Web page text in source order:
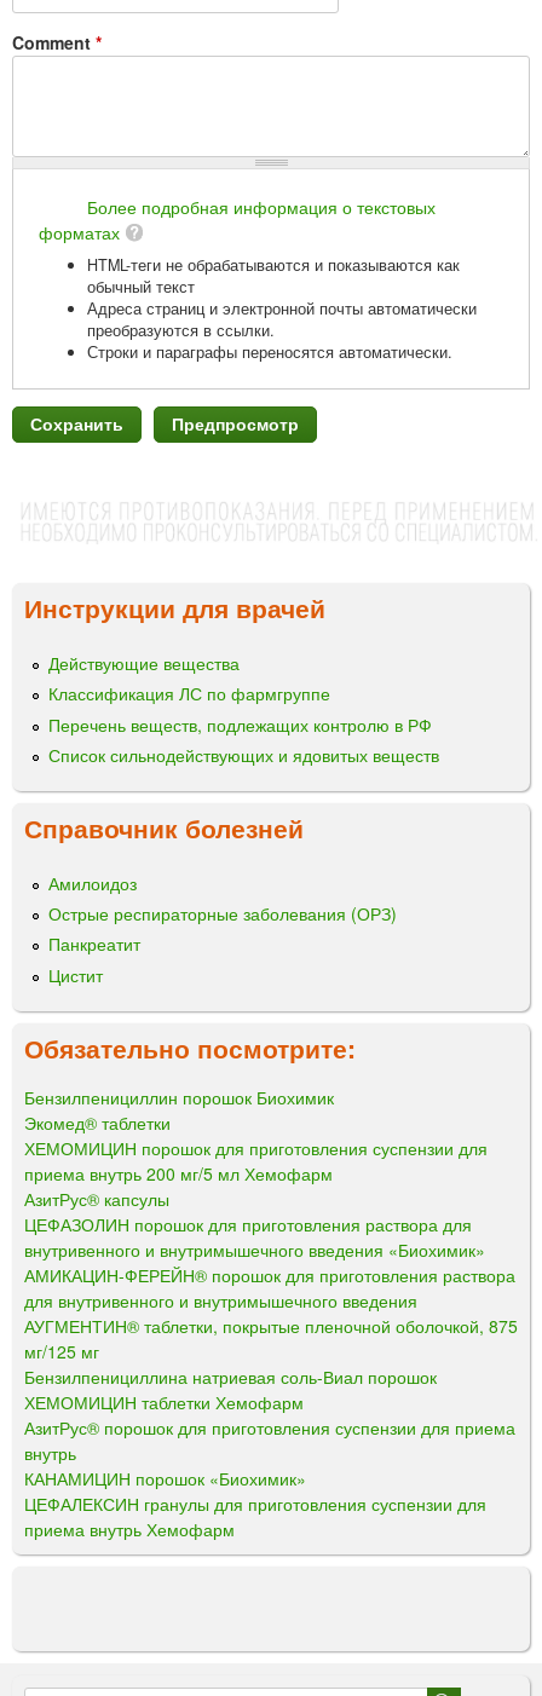
Comment *
Более подробная информация о текстовых
форматах
HTML-теги не обрабатываются и показываются как
обычный текст
Адреса страниц и электронной почты автоматически
преобразуются в ссылки.
Строки и параграфы переносятся автоматически.
Инструкции для врачей
Действующие вещества
Классификация ЛС по фармгруппе
Перечень веществ, подлежащих контролю в РФ
Список сильнодействующих и ядовитых веществ
Справочник болезней
Амилоидоз
Острые респираторные заболевания (ОРЗ)
Панкреатит
Цистит
Обязательно посмотрите:
Бензилпенициллин порошок Биохимик
Экомед® таблетки
ХЕМОМИЦИН порошок для приготовления суспензии для
приема внутрь 200 мг/5 мл Хемофарм
АзитРус® капсулы
ЦЕФАЗОЛИН порошок для приготовления раствора для
внутривенного и внутримышечного введения «Биохимик»
АМИКАЦИН-ФЕРЕЙН® порошок для приготовления раствора
для внутривенного и внутримышечного введения
АУГМЕНТИН® таблетки, покрытые пленочной оболочкой, 875
мг/125 мг
Бензилпенициллина натриевая соль-Виал порошок
ХЕМОМИЦИН таблетки Хемофарм
АзитРус® порошок для приготовления суспензии для приема
внутрь
КАНАМИЦИН порошок «Биохимик»
ЦЕФАЛЕКСИН гранулы для приготовления суспензии для
приема внутрь Хемофарм